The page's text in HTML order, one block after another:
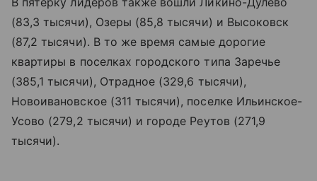
(83,3 тысячи), Озеры (85,8 тысячи) и Высоковск
(87,2 тысячи). В то же время самые дорогие
квартиры в поселках городского типа Заречье
(385,1 тысячи), Отрадное (329,6 тысячи),
Новоивановское (311 тысячи), поселке Ильинское-
Усово (279,2 тысячи) и городе Реутов (271,9
тысячи).